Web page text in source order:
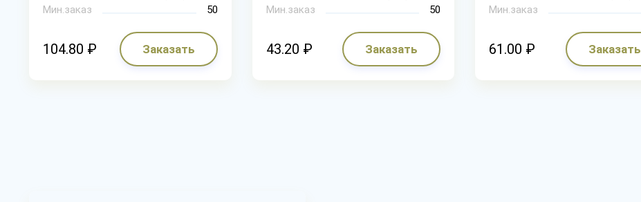
Мин.заказ
50
104.80 ₽ Заказать
Мин.заказ
50
43.20 ₽ Заказать
Мин.заказ
61.00 ₽ Заказать